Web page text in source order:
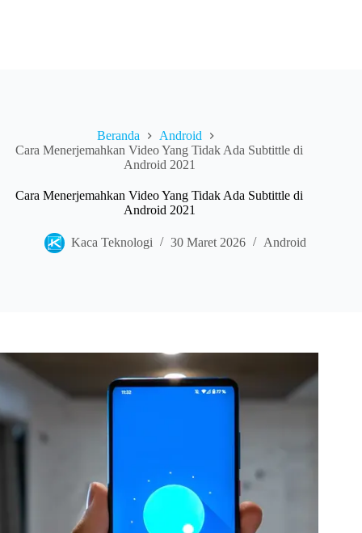
Beranda
Android
Cara Menerjemahkan Video Yang Tidak Ada Subtittle di
Android 2021
Cara Menerjemahkan Video Yang Tidak Ada Subtittle di
Android 2021
Kaca Teknologi 30 Maret 2026 Android